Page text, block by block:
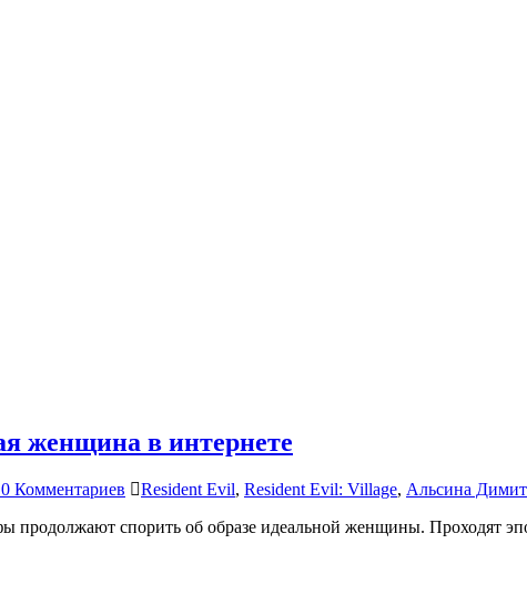
женщина в интернете
0 Комментариев Resident Evil, Resident Evil: Village, Альсина
продолжают спорить об образе идеальной женщины. Проходят